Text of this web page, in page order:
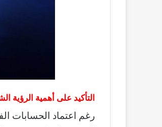
التأكيد على أهمية الرؤية
رغم اعتماد الحسابات